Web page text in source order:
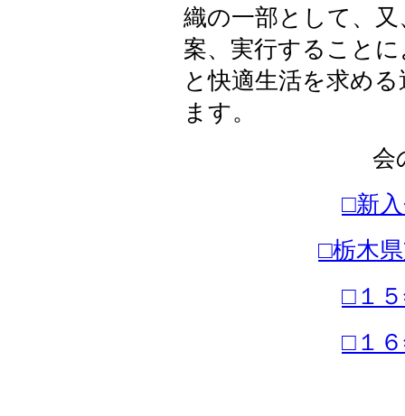
織の一部として、
案、実行すること
と快適生活を求め
ます。
会
□新
□栃
□１
□１